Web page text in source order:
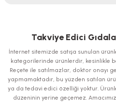
iletebilirsiniz.
Görüş ve önerileriniz için teşekkür
Ürün resmi kalitesiz, bozuk veya
Ürün açıklamasında eksik bilgiler
Ürün bilgilerinde hatalar bulunuyor.
Takviye Edici
İnternet sitemizde satışa sunulan
kategorilerinde ürünlerdir, kesinlikle
Reçete ile satılmazlar, doktor onayı
yapmamaktadır, bu yüzden satılan
ya da tedavi edici özelliği yoktur.
düzeninin yerine geçemez.